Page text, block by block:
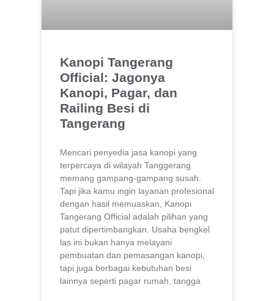
Kanopi Tangerang
Official: Jagonya
Kanopi, Pagar, dan
Railing Besi di
Tangerang
Mencari penyedia jasa kanopi yang
terpercaya di wilayah Tanggerang
memang gampang-gampang susah.
Tapi jika kamu ingin layanan profesional
dengan hasil memuaskan, Kanopi
Tangerang Official adalah pilihan yang
patut dipertimbangkan. Usaha bengkel
las ini bukan hanya melayani
pembuatan dan pemasangan kanopi,
tapi juga berbagai kebutuhan besi
lainnya seperti pagar rumah, tangga